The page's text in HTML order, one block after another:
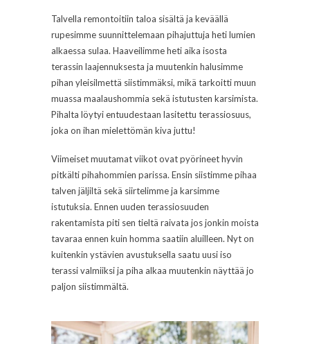
Talvella remontoitiin taloa sisältä ja keväällä
rupesimme suunnittelemaan pihajuttuja heti lumien
alkaessa sulaa. Haaveilimme heti aika isosta
terassin laajennuksesta ja muutenkin halusimme
pihan yleisilmettä siistimmäksi, mikä tarkoitti muun
muassa maalaushommia sekä istutusten karsimista.
Pihalta löytyi entuudestaan lasitettu terassiosuus,
joka on ihan mielettömän kiva juttu!
Viimeiset muutamat viikot ovat pyörineet hyvin
pitkälti pihahommien parissa. Ensin siistimme pihaa
talven jäljiltä sekä siirtelimme ja karsimme
istutuksia. Ennen uuden terassiosuuden
rakentamista piti sen tieltä raivata jos jonkin moista
tavaraa ennen kuin homma saatiin aluilleen. Nyt on
kuitenkin ystävien avustuksella saatu uusi iso
terassi valmiiksi ja piha alkaa muutenkin näyttää jo
paljon siistimmältä.